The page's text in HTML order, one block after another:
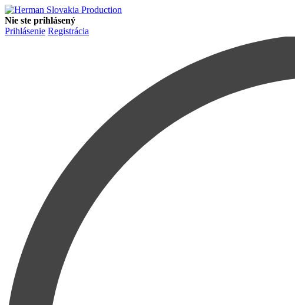
Nie ste prihlásený
Prihlásenie Registrácia